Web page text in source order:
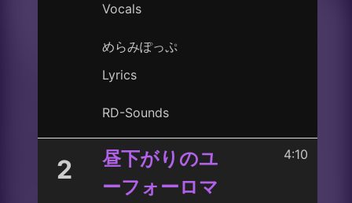
Vocals
めらみぽっぷ
Lyrics
RD-Sounds
2
昼下がりのユ
ーフォーロマ
4:10